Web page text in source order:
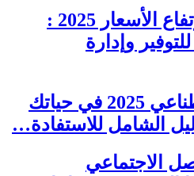
الاقتصاد وارتفاع الأسعار 2025 :
وإدارة
الذكاء الاصطناعي 2025 في حياتك
الشامل للاستفادة…
الاجتماعي